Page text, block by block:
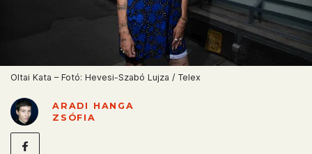
Oltai Kata – Fotó: Hevesi-Szabó Lujza / Telex
ARADI HANGA
ZSÓFIA